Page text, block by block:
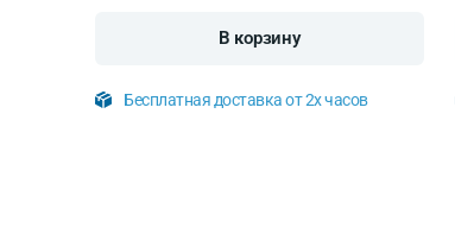
В корзину
Бесплатная доставка от 2х часов